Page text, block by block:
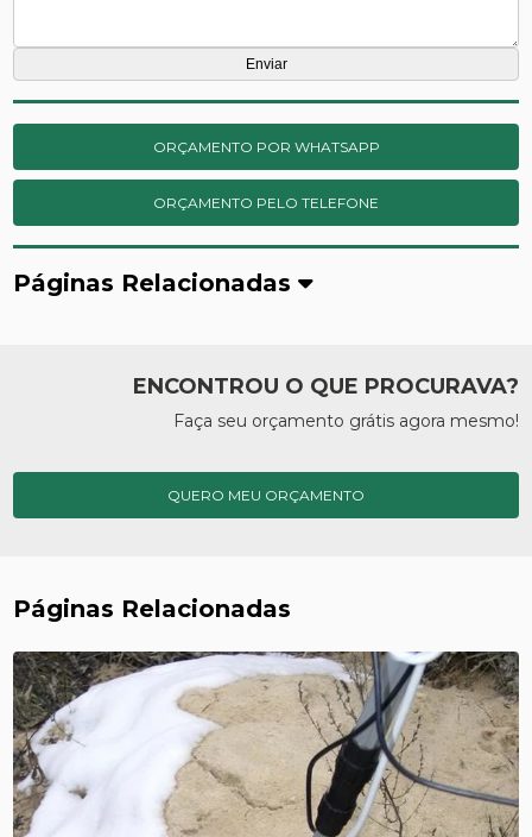
ORÇAMENTO POR WHATSAPP
ORÇAMENTO PELO TELEFONE
Páginas Relacionadas
ENCONTROU O QUE PROCURAVA?
Faça seu orçamento grátis agora mesmo!
QUERO MEU ORÇAMENTO
Páginas Relacionadas